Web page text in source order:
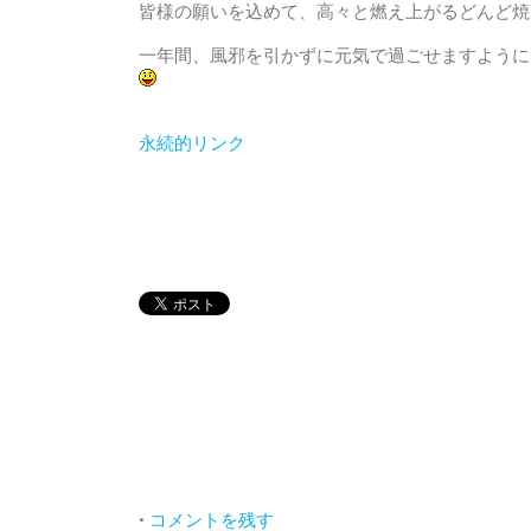
皆様の願いを込めて、高々と燃え上がるどんど
一年間、風邪を引かずに元気で過ごせますように
永続的リンク
• コメントを残す